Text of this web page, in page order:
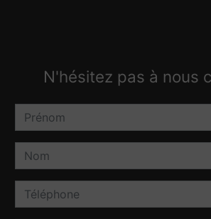
N'hésitez pas à nous